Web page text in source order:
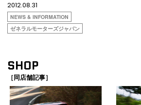
2012.08.31
NEWS & INFORMATION
ゼネラルモーターズジャパン
SHOP
［同店舗記事］